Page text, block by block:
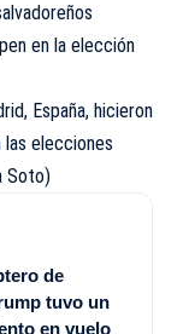
en la elección
España, hicieron
elecciones
Soto)
de
tuvo un
en vuelo